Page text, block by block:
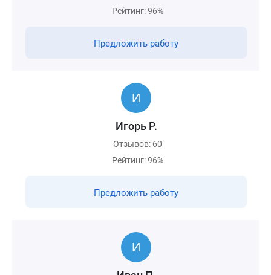
Рейтинг: 96%
Предложить работу
Игорь Р.
Отзывов: 60
Рейтинг: 96%
Предложить работу